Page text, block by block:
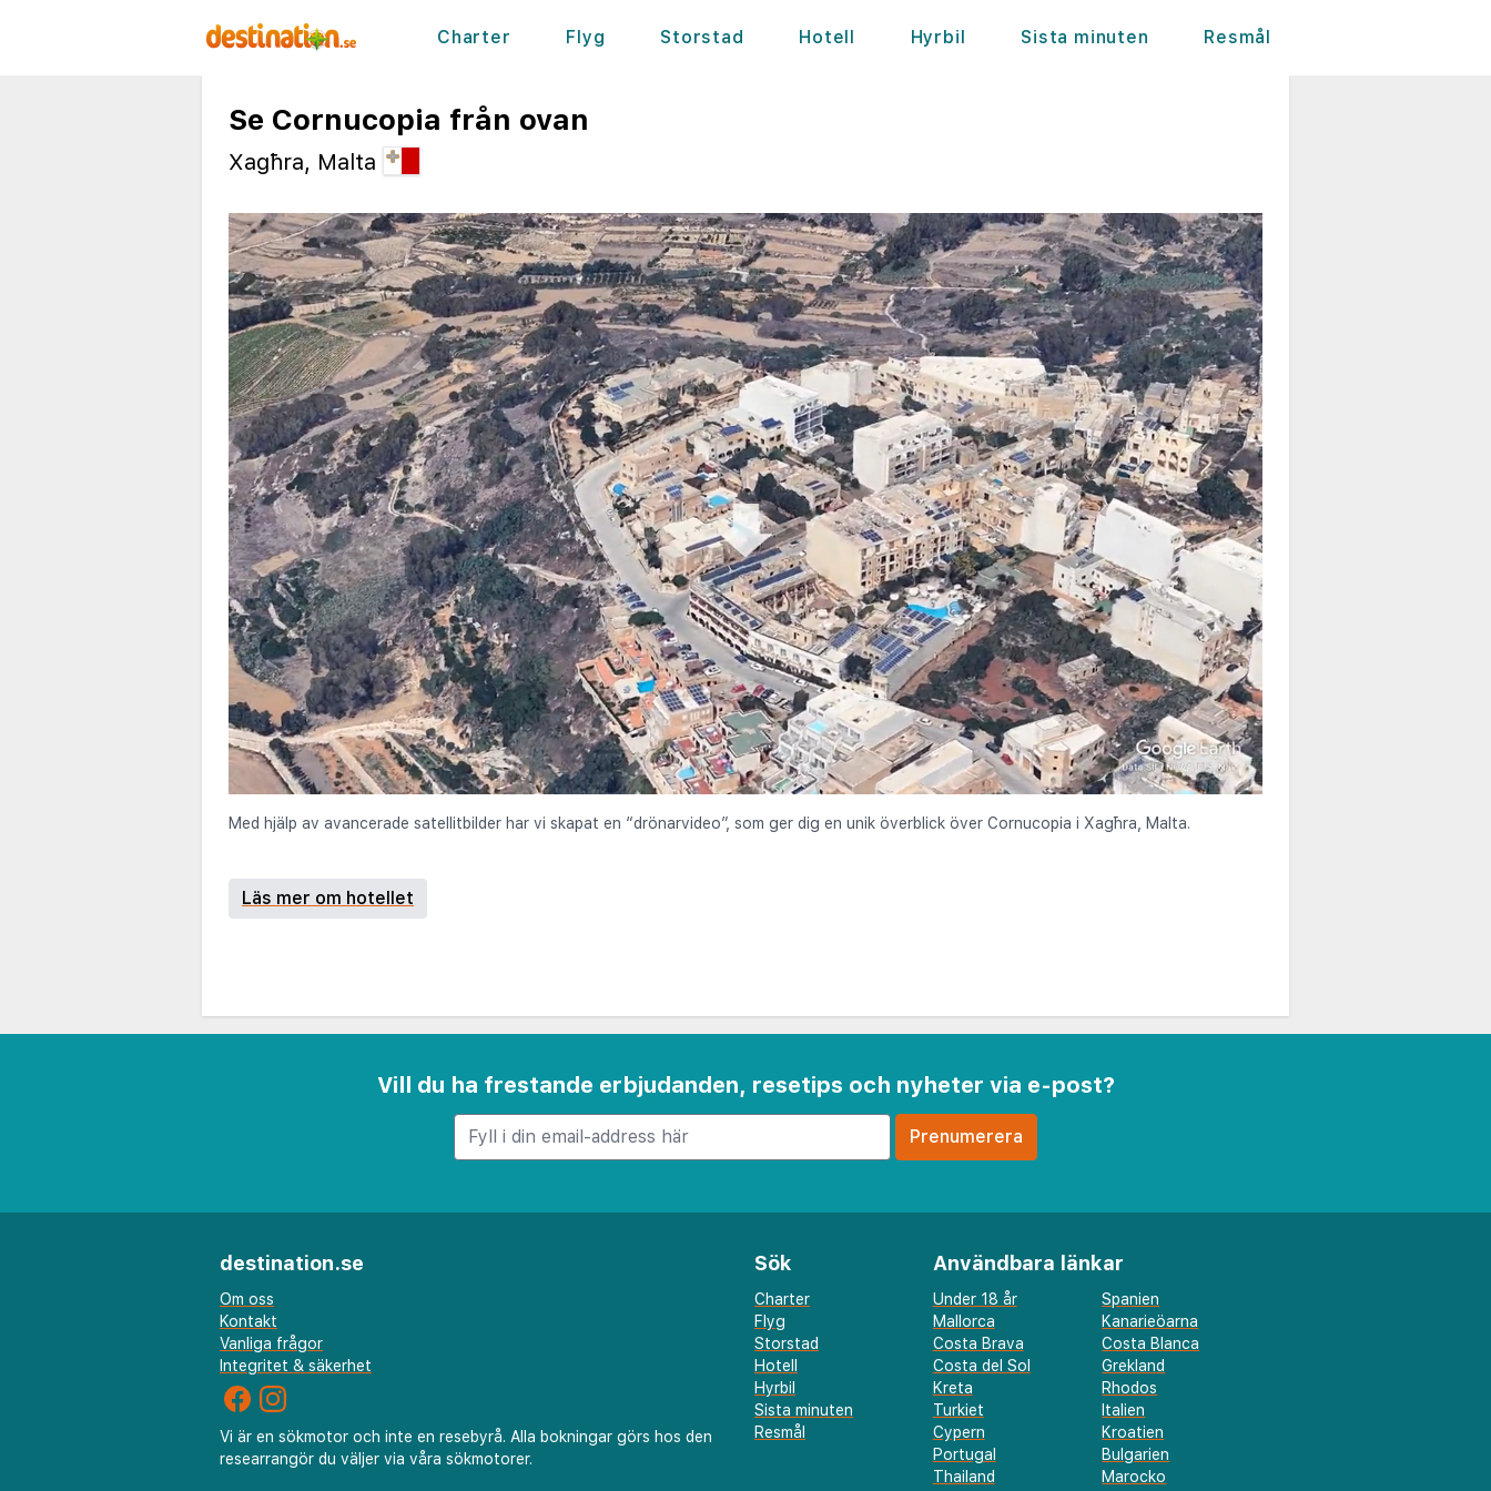
Charter Flyg Storstad Hotell Hyrbil Sista minuten Resmål
Se Cornucopia från ovan
Xagħra, Malta
Med hjälp av avancerade satellitbilder har vi skapat en “drönarvideo”, som ger dig en unik överblick över Cornucopia i Xagħra, Malta.
Läs mer om hotellet
Vill du ha frestande erbjudanden, resetips och nyheter via e-post?
destination.se
Om oss
Kontakt
Vanliga frågor
Integritet & säkerhet
Vi är en sökmotor och inte en resebyrå. Alla bokningar görs hos den
researrangör du väljer via våra sökmotorer.
Sök
Charter
Flyg
Storstad
Hotell
Hyrbil
Sista minuten
Resmål
Användbara länkar
Under 18 år
Spanien
Mallorca
Kanarieöarna
Costa Brava
Costa Blanca
Costa del Sol
Grekland
Kreta
Rhodos
Turkiet
Italien
Cypern
Kroatien
Portugal
Bulgarien
Thailand
Marocko